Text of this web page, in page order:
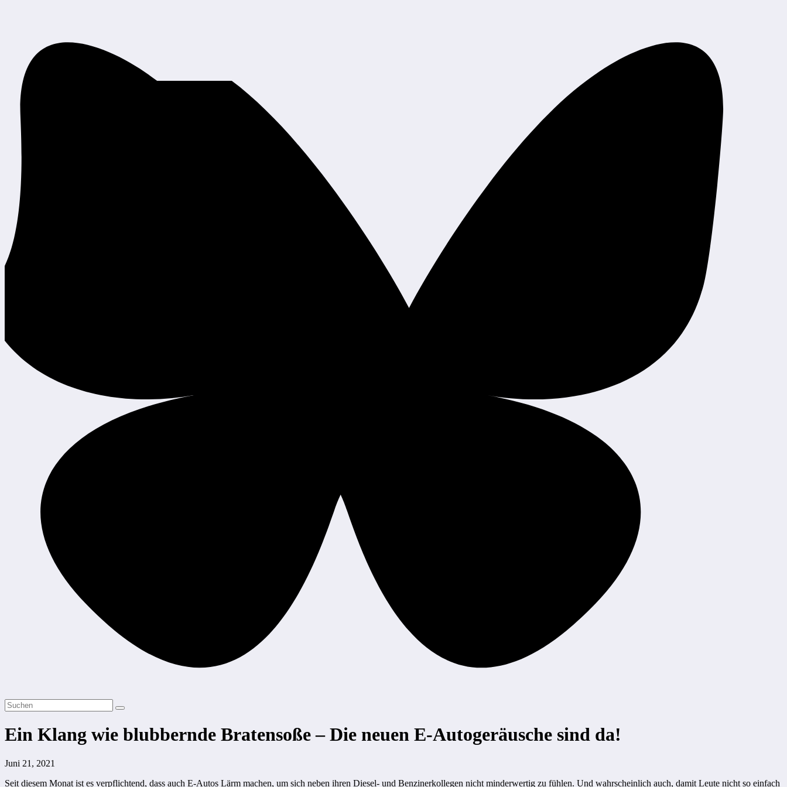
Ein Klang wie blubbernde Bratensoße – Die neuen E-Autogeräusche sind da!
Juni 21, 2021
Seit diesem Monat ist es verpflichtend, dass auch E-Autos Lärm machen, um sich neben ihren Diesel- und Benzinerkollegen nicht minderwertig zu fühlen. Und wahrscheinlich auch, damit Leute nicht so einfach